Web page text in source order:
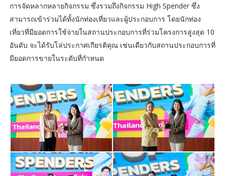
การจัดหลากหลายกิจกรรม ซึ่งรวมถึงกิจกรรม High Spender ซึ่ง
สามารถเข้าร่วมได้ทั้งนักท่องเที่ยวและผู้ประกอบการ โดยนักท่อง
เที่ยวที่มียอดการใช้จ่ายในสถานประกอบการที่ร่วมโครงการสูงสุด 10
อันดับ จะได้รับโล่ประกาศเกียรติคุณ เช่นเดียวกับสถานประกอบการที่
มียอดการขายในระดับที่กำหนด